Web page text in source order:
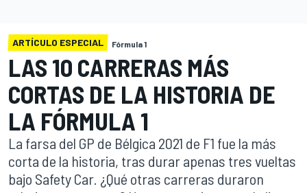
ARTÍCULO ESPECIAL Fórmula 1
LAS 10 CARRERAS MÁS
CORTAS DE LA HISTORIA DE
LA FÓRMULA 1
La farsa del GP de Bélgica 2021 de F1 fue la más
corta de la historia, tras durar apenas tres vueltas
bajo Safety Car. ¿Qué otras carreras duraron